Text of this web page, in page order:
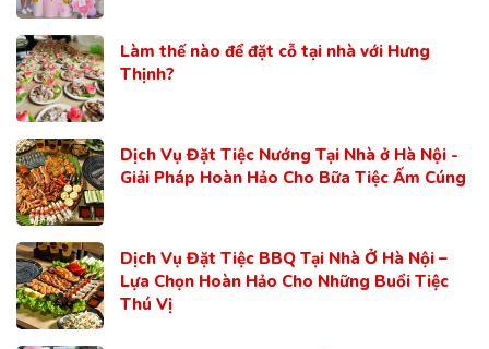
Làm thế nào để đặt cỗ tại nhà với Hưng
Thịnh?
Dịch Vụ Đặt Tiệc Nướng Tại Nhà ở Hà Nội -
Giải Pháp Hoàn Hảo Cho Bữa Tiệc Ấm Cúng
Dịch Vụ Đặt Tiệc BBQ Tại Nhà Ở Hà Nội –
Lựa Chọn Hoàn Hảo Cho Những Buổi Tiệc
Thú Vị